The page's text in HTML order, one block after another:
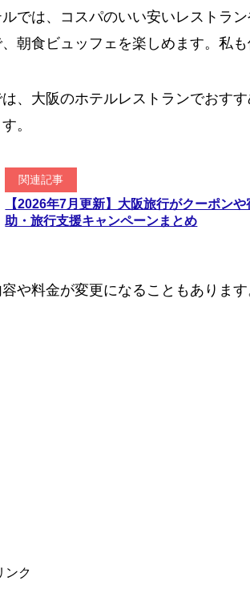
では、コスパのいい安いレストラ
、朝食ビュッフェを楽しめます。私も
、大阪のホテルレストランでおす
。
関連記事
【2026年7月更新】大阪旅行がクーポン
助・旅行支援キャンペーンまとめ
や料金が変更になることもあります
ンク